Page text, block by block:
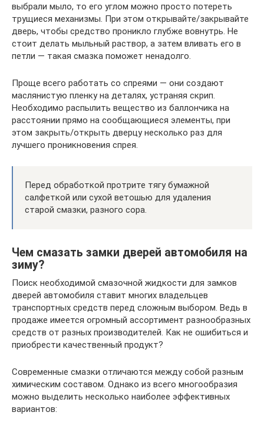
выбрали мыло, то его углом можно просто потереть
трущиеся механизмы. При этом открывайте/закрывайте
дверь, чтобы средство проникло глубже вовнутрь. Не
стоит делать мыльный раствор, а затем вливать его в
петли — такая смазка поможет ненадолго.
Проще всего работать со спреями — они создают
маслянистую пленку на деталях, устраняя скрип.
Необходимо распылить вещество из баллончика на
расстоянии прямо на сообщающиеся элементы, при
этом закрыть/открыть дверцу несколько раз для
лучшего проникновения спрея.
Перед обработкой протрите тягу бумажной
салфеткой или сухой ветошью для удаления
старой смазки, разного сора.
Чем смазать замки дверей автомобиля на
зиму?
Поиск необходимой смазочной жидкости для замков
дверей автомобиля ставит многих владельцев
транспортных средств перед сложным выбором. Ведь в
продаже имеется огромный ассортимент разнообразных
средств от разных производителей. Как не ошибиться и
приобрести качественный продукт?
Современные смазки отличаются между собой разным
химическим составом. Однако из всего многообразия
можно выделить несколько наиболее эффективных
вариантов: